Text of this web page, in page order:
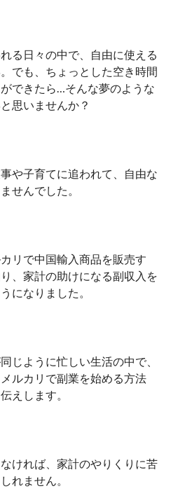
る日々の中で、自由に使える
でも、ちょっとした空き時間
できたら…そんな夢のような
思いませんか？
や子育てに追われて、自由な
せんでした。
リで中国輸入商品を販売す
、家計の助けになる副収入を
になりました。
じように忙しい生活の中で、
ルカリで副業を始める方法
えします。
ければ、家計のやりくりに苦
れません。